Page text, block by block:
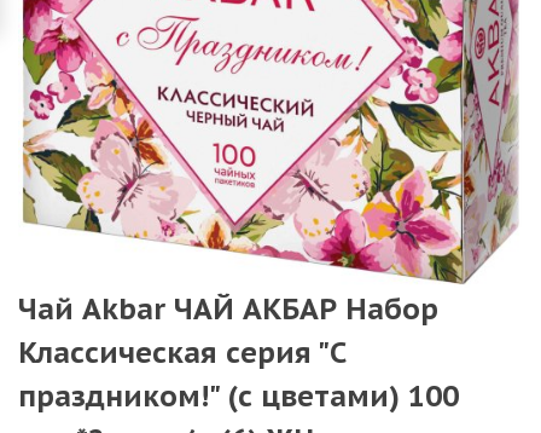
Чай Akbar ЧАЙ АКБАР Набор
Классическая серия "С
праздником!" (с цветами) 100